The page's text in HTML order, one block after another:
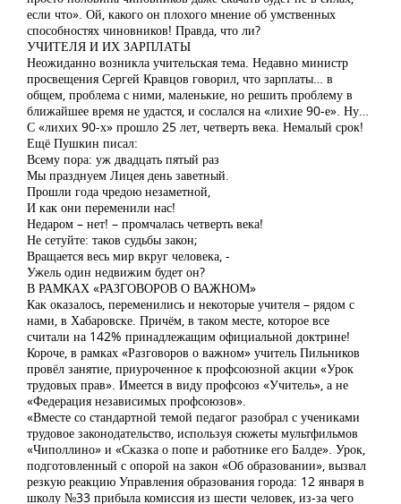
если что». Ой, какого он плохого мнение об умственных
способностях чиновников! Правда, что ли?
УЧИТЕЛЯ И ИХ ЗАРПЛАТЫ
Неожиданно возникла учительская тема. Недавно министр
просвещения Сергей Кравцов говорил, что зарплаты… в
общем, проблема с ними, маленькие, но решить проблему в
ближайшее время не удастся, и сослался на «лихие 90-е». Ну…
С «лихих 90-х» прошло 25 лет, четверть века. Немалый срок!
Ещё Пушкин писал:
Всему пора: уж двадцать пятый раз
Мы празднуем Лицея день заветный.
Прошли года чредою незаметной,
И как они переменили нас!
Недаром – нет! – промчалась четверть века!
Не сетуйте: таков судьбы закон;
Вращается весь мир вкруг человека, -
Ужель один недвижим будет он?
В РАМКАХ «РАЗГОВОРОВ О ВАЖНОМ»
Как оказалось, переменились и некоторые учителя – рядом с
нами, в Хабаровске. Причём, в таком месте, которое все
считали на 142% принадлежащим официальной доктрине!
Короче, в рамках «Разговоров о важном» учитель Пильников
провёл занятие, приуроченное к профсоюзной акции «Урок
трудовых прав». Имеется в виду профсоюз «Учитель», а не
«Федерация независимых профсоюзов».
«Вместе со стандартной темой педагог разобрал с учениками
трудовое законодательство, используя сюжеты мультфильмов
«Чиполлино» и «Сказка о попе и работнике его Балде». Урок,
подготовленный с опорой на закон «Об образовании», вызвал
резкую реакцию Управления образования города: 12 января в
школу №33 прибыла комиссия из шести человек, из-за чего